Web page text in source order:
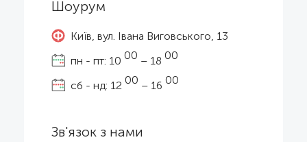
Шоурум
Київ, вул. Івана Виговського, 13
пн - пт: 10 00 – 18 00
сб - нд: 12 00 – 16 00
Зв'язок з нами